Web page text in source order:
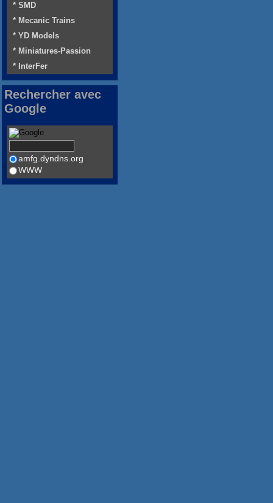
* SMD
* Mecanic Trains
* YD Models
* Miniatures-Passion
* InterFer
Rechercher avec
Google
amfg.dyndns.org
WWW